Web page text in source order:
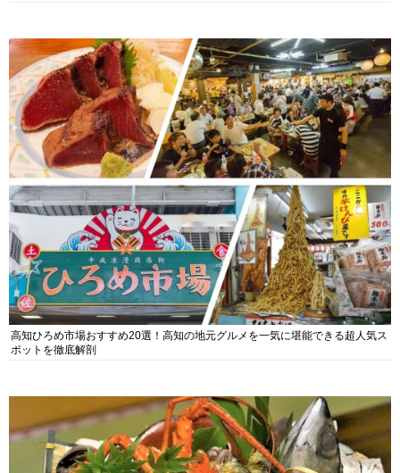
高知ひろめ市場おすすめ20選！高知の地元グルメを一気に堪能できる超人気ス
ポットを徹底解剖